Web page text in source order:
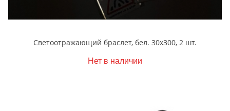
Светоотражающий браслет, бел. 30х300, 2 шт.
Нет в наличии